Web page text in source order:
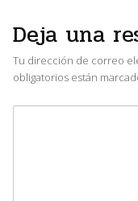
Deja una
Tu dirección de correo
obligatorios están